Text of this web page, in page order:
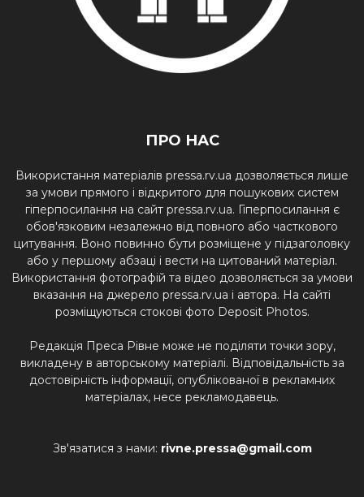
ПРО НАС
Використання матеріалів pressa.rv.ua дозволяється лише
за умови прямого і відкритого для пошукових систем
гіперпосилання на сайт pressa.rv.ua. Гіперпосилання є
обов'язковим незалежно від повного або часткового
цитування. Воно повинно бути розміщене у підзаголовку
або у першому абзаці і вести на цитований матеріал.
Використання фотографій та відео дозволяється за умови
вказання на джерело pressa.rv.ua і автора. На сайті
розміщуються стокові фото Deposit Photos.
Редакція Преса Рівне може не поділяти точки зору,
викладену в авторському матеріалі. Відповідальність за
достовірність інформації, опублікованої в рекламних
матеріалах, несе рекламодавець.
Зв'язатися з нами: rivne.pressa@gmail.com